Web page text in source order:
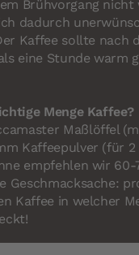
Brühvorgang
dadurch
Kaffee sollte nach
eine Stunde warm
Menge Kaffee?
Maßlöffel
Kaffeepulver (für 2
empfehlen wir 60-
Geschmacksache:
Kaffee in welcher